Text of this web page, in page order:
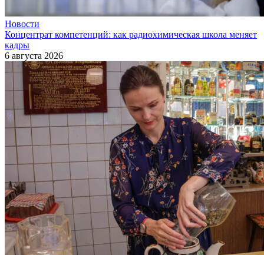
Новости
Концентрат компетенций: как радиохимическая школа меняет
кадры
6 августа 2026